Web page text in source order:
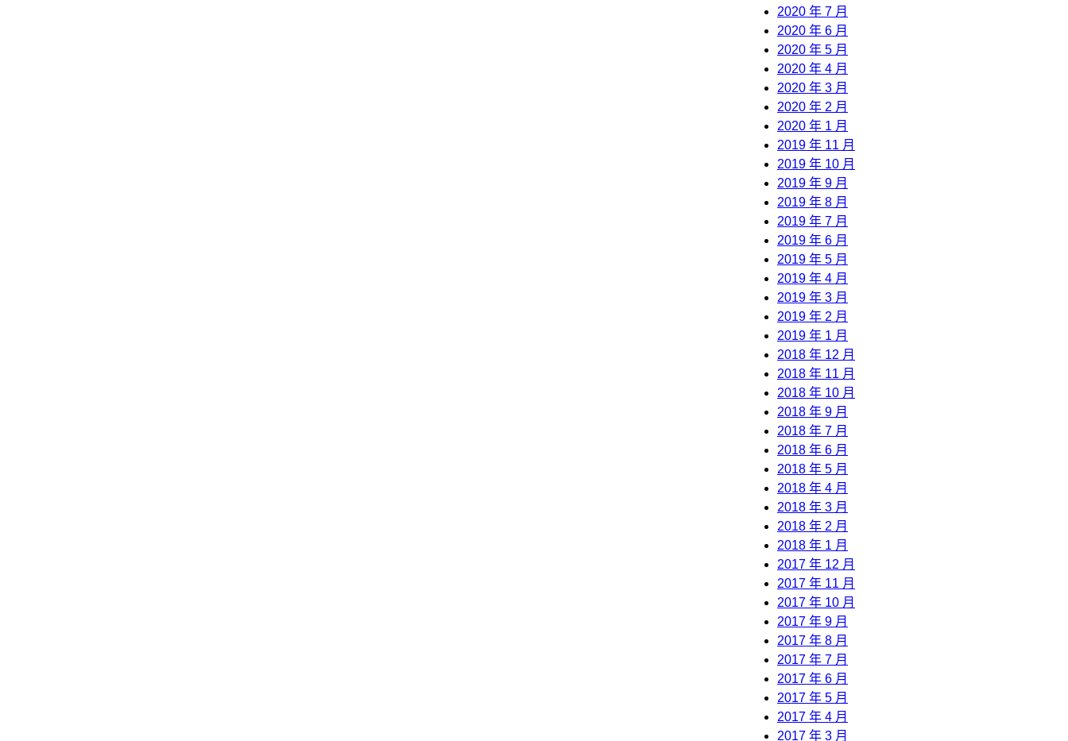
2020 年 7 月
2020 年 6 月
2020 年 5 月
2020 年 4 月
2020 年 3 月
2020 年 2 月
2020 年 1 月
2019 年 11 月
2019 年 10 月
2019 年 9 月
2019 年 8 月
2019 年 7 月
2019 年 6 月
2019 年 5 月
2019 年 4 月
2019 年 3 月
2019 年 2 月
2019 年 1 月
2018 年 12 月
2018 年 11 月
2018 年 10 月
2018 年 9 月
2018 年 7 月
2018 年 6 月
2018 年 5 月
2018 年 4 月
2018 年 3 月
2018 年 2 月
2018 年 1 月
2017 年 12 月
2017 年 11 月
2017 年 10 月
2017 年 9 月
2017 年 8 月
2017 年 7 月
2017 年 6 月
2017 年 5 月
2017 年 4 月
2017 年 3 月